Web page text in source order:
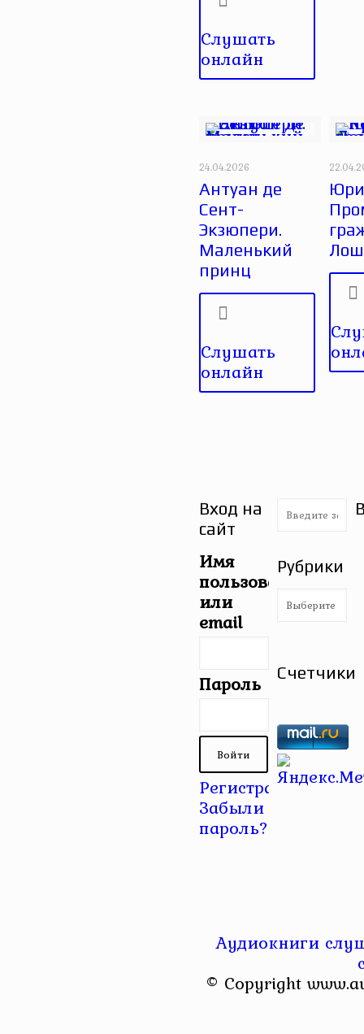
Слушать
онлайн
24.04.2026
Антуан де
Сент-
Экзюпери.
Маленький
принц
Слушать
онлайн
Вход на
сайт
Имя
пользователя
или
email
Пароль
Регистрация |
Забыли
пароль?
Рубрики
Рубрики
Счетчики
Аудиокниги
© Copyright